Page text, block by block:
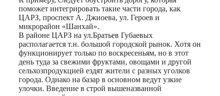
поможет интегрировать такие части города, как
ЦАРЗ, проспект А. Джиоева, ул. Героев и
микрорайон «Шанхай».
В районе ЦАРЗ на ул.Братьев Губаевых
располагается т.н. большой городской рынок. Хотя он
функционирует только по воскресеньям, но в этот
день туда за свежими фруктами, овощами и другой
сельхозпродукцией ездят жители с разных уголков
города. Однако на базар в основном ведут узкие
улочки. Введение в строй вышеназванной